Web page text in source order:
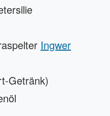
Ingwer
Getränk)